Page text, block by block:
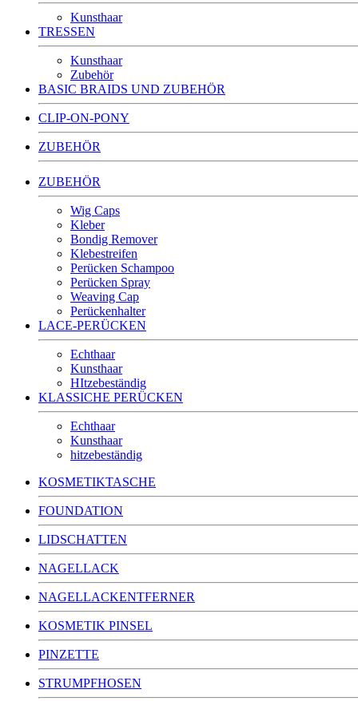
Kunsthaar
TRESSEN
Kunsthaar
Zubehör
BASIC BRAIDS UND ZUBEHÖR
CLIP-ON-PONY
ZUBEHÖR
ZUBEHÖR
Wig Caps
Kleber
Bondig Remover
Klebestreifen
Perücken Schampoo
Perücken Spray
Weaving Cap
Perückenhalter
LACE-PERÜCKEN
Echthaar
Kunsthaar
HItzebeständig
KLASSICHE PERÜCKEN
Echthaar
Kunsthaar
hitzebeständig
KOSMETIKTASCHE
FOUNDATION
LIDSCHATTEN
NAGELLACK
NAGELLACKENTFERNER
KOSMETIK PINSEL
PINZETTE
STRUMPFHOSEN